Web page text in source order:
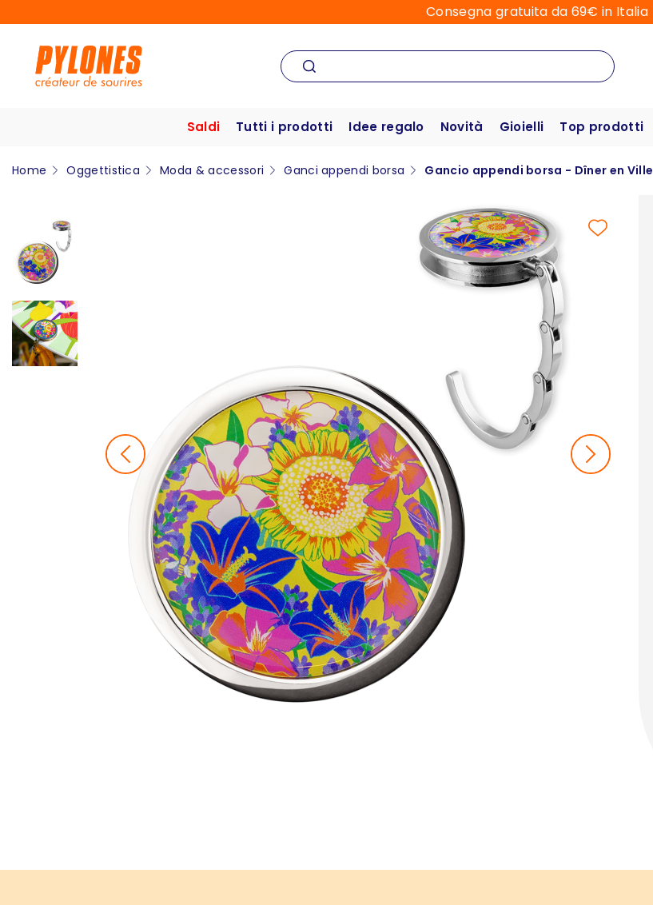
Consegna gratuita da 69€ in Italia
Saldi Tutti i prodotti Idee regalo Novità Gioielli Top prodotti
Home Oggettistica Moda & accessori Ganci appendi borsa Gancio appendi borsa - Dîner en Ville